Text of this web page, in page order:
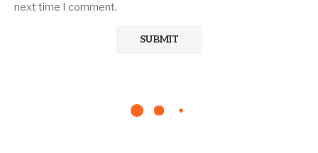
next time I comment.